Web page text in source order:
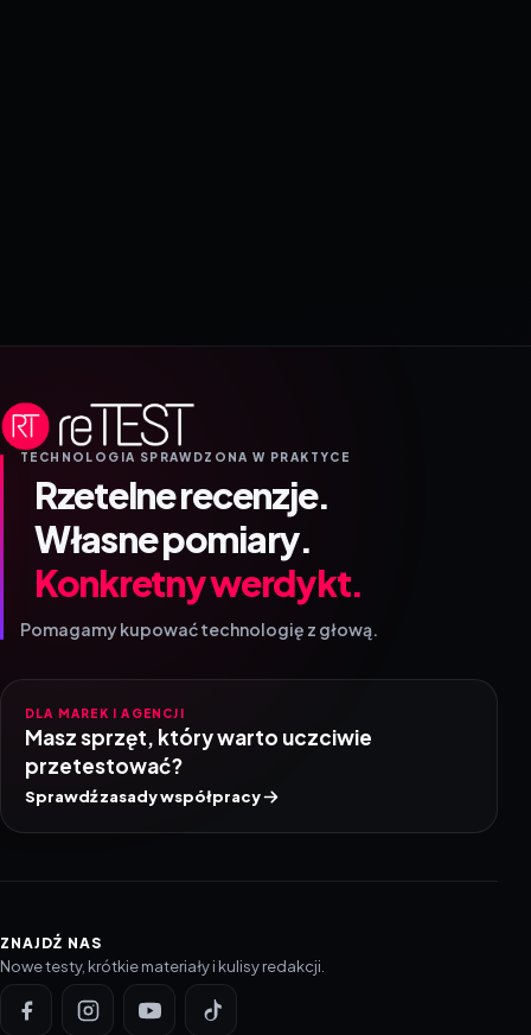
TECHNOLOGIA SPRAWDZONA W PRAKTYCE
Rzetelne recenzje.
Własne pomiary.
Konkretny werdykt.
Pomagamy kupować technologię z głową.
DLA MAREK I AGENCJI
Masz sprzęt, który warto uczciwie
przetestować?
Sprawdź zasady współpracy
ZNAJDŹ NAS
Nowe testy, krótkie materiały i kulisy redakcji.